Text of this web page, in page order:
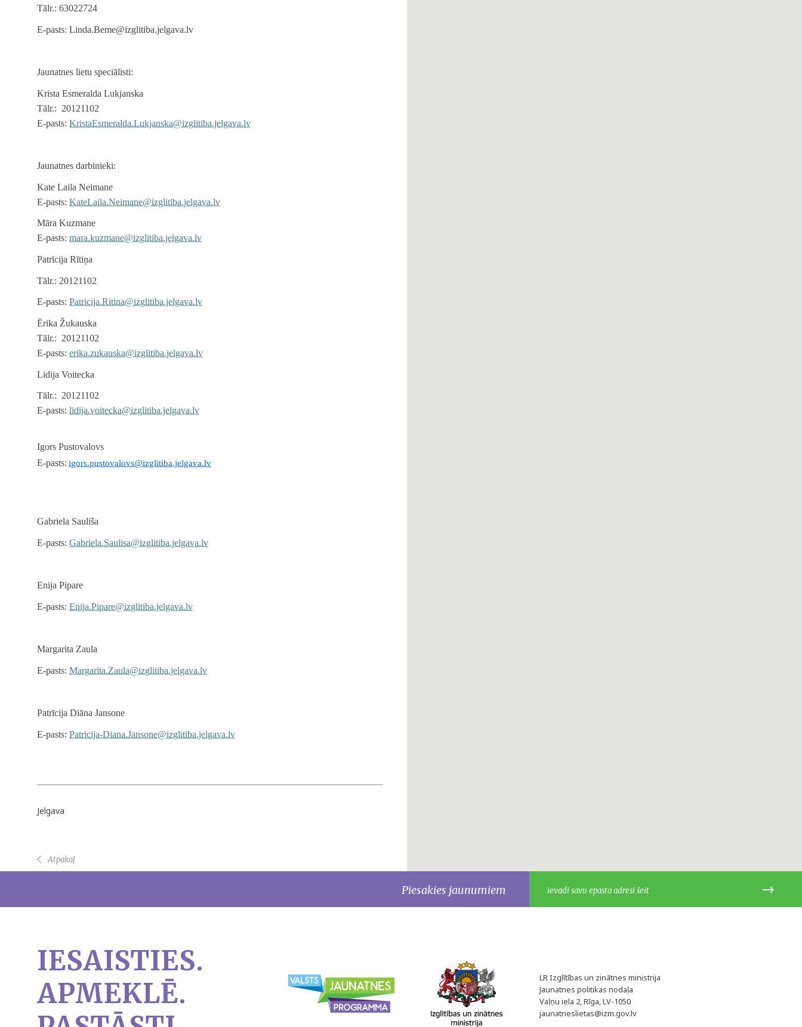
Tālr.: 63022724
E-pasts: Linda.Beme@izglitiba.jelgava.lv
Jaunatnes lietu speciālisti:
Krista Esmeralda Lukjanska
Tālr.: 20121102
E-pasts: KristaEsmeralda.Lukjanska@izglitiba.jelgava.lv
Jaunatnes darbinieki:
Kate Laila Neimane
E-pasts: KateLaila.Neimane@izglitiba.jelgava.lv
Māra Kuzmane
E-pasts: mara.kuzmane@izglitiba.jelgava.lv
Patrīcija Rītiņa
Tālr.: 20121102
E-pasts: Patricija.Ritina@izglitiba.jelgava.lv
Ērika Žukauska
Tālr.: 20121102
E-pasts: erika.zukauska@izglitiba.jelgava.lv
Lidija Voitecka
Tālr.: 20121102
E-pasts: lidija.voitecka@izglitiba.jelgava.lv
Igors Pustovalovs
E-pasts: igors.pustovalovs@izglitiba.jelgava.lv
Gabriela Sauliša
E-pasts: Gabriela.Saulisa@izglitiba.jelgava.lv
Enija Pipare
E-pasts: Enija.Pipare@izglitiba.jelgava.lv
Margarita Zaula
E-pasts: Margarita.Zaula@izglitiba.jelgava.lv
Patrīcija Diāna Jansone
E-pasts: Patricija-Diana.Jansone@izglitiba.jelgava.lv
Jelgava
Atpakaļ
Piesakies jaunumiem
IESAISTIES.
APMEKLĒ.
LR Izglītības un zinātnes ministrija
Jaunatnes politikas nodaļa
Vaļņu iela 2, Rīga, LV-1050
jaunatneslietas@izm.gov.lv